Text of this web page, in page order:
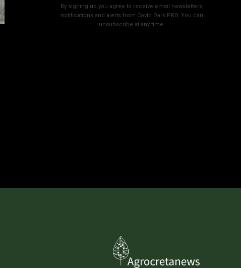
By signing up you agree to receive email newsletters,
notifications and alerts from Covid Dark PRO. You can
unsubscribe at any time.